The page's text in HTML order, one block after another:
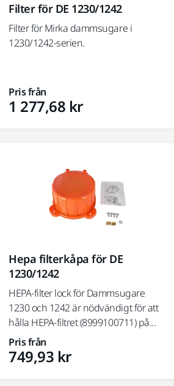
Filter för DE 1230/1242
Filter för Mirka dammsugare i
1230/1242-serien.
Pris från
1 277,68 kr
Hepa filterkåpa för DE
1230/1242
HEPA-filter lock för Dammsugare
1230 och 1242 är nödvändigt för att
hålla HEPA-filtret (8999100711) på...
Pris från
749,93 kr